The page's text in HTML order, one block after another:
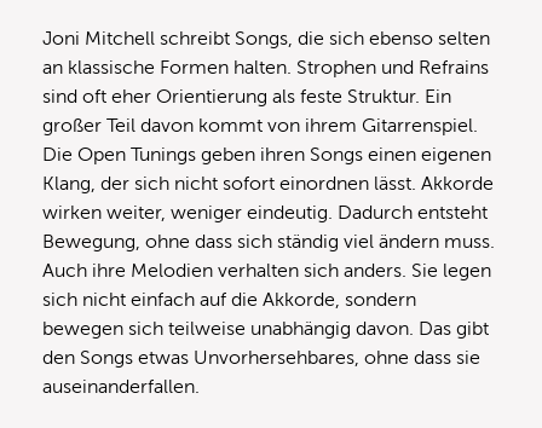
Joni Mitchell schreibt Songs, die sich ebenso selten
an klassische Formen halten. Strophen und Refrains
sind oft eher Orientierung als feste Struktur. Ein
großer Teil davon kommt von ihrem Gitarrenspiel.
Die Open Tunings geben ihren Songs einen eigenen
Klang, der sich nicht sofort einordnen lässt. Akkorde
wirken weiter, weniger eindeutig. Dadurch entsteht
Bewegung, ohne dass sich ständig viel ändern muss.
Auch ihre Melodien verhalten sich anders. Sie legen
sich nicht einfach auf die Akkorde, sondern
bewegen sich teilweise unabhängig davon. Das gibt
den Songs etwas Unvorhersehbares, ohne dass sie
auseinanderfallen.